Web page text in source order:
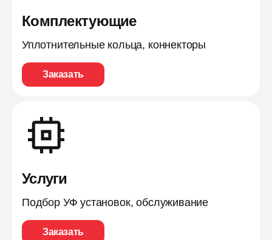
Комплектующие
Уплотнительные кольца, коннекторы
Заказать
Услуги
Подбор УФ установок, обслуживание
Заказать